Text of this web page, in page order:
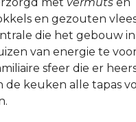
en gezouten
die het gebouw
van energie te
sfeer die er
de keuken alle tapas